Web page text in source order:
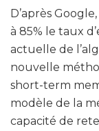
D’après
à 85% le taux
actuelle de
nouvelle
short-term
modèle de la
capacité de